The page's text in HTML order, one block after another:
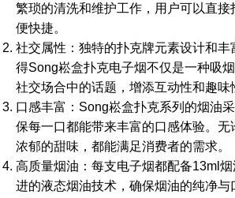
繁琐的清洗和维护工作，用户可以直接
便快捷。
社交属性：独特的扑克牌元素设计和丰
得Song崧盒扑克电子烟不仅是一种吸
社交场合中的话题，增添互动性和趣味
口感丰富：Song崧盒扑克系列的烟油
保每一口都能带来丰富的口感体验。无
浓郁的甜味，都能满足消费者的需求。
高质量烟油：每支电子烟都配备13ml
进的液态烟油技术，确保烟油的纯净与